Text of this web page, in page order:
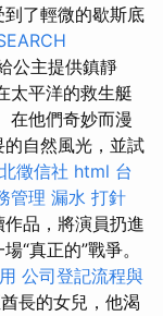
了輕微的歇斯底
公主提供鎮靜
太平洋的救生艇
在他們奇妙而漫
自然風光，並試
徵信社 html 台
管理 漏水 打針
品，將演員扔進
“真正的”戰爭。
公司登記流程與
長的女兒，他渴